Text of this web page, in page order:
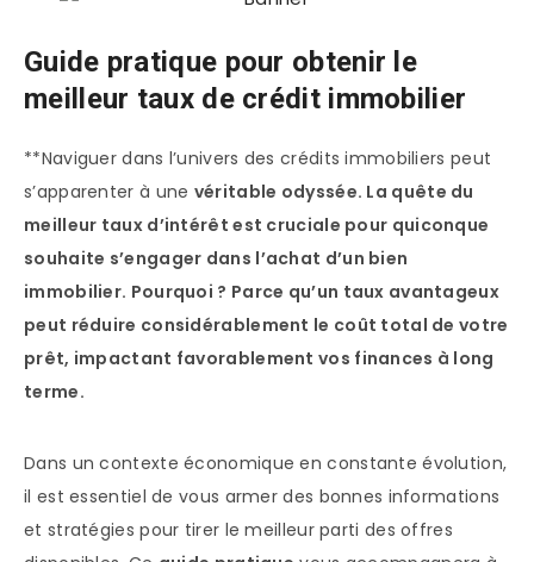
Guide pratique pour obtenir le
meilleur taux de crédit immobilier
**Naviguer dans l’univers des crédits immobiliers peut
s’apparenter à une véritable odyssée. La quête du
meilleur taux d’intérêt est cruciale pour quiconque
souhaite s’engager dans l’achat d’un bien
immobilier. Pourquoi ? Parce qu’un taux avantageux
peut réduire considérablement le coût total de votre
prêt, impactant favorablement vos finances à long
terme.
Dans un contexte économique en constante évolution,
il est essentiel de vous armer des bonnes informations
et stratégies pour tirer le meilleur parti des offres